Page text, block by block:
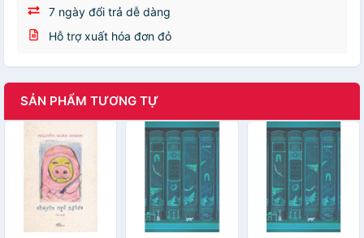
7 ngày đổi trả dễ dàng
Hỗ trợ xuất hóa đơn đỏ
SẢN PHẨM TƯƠNG TỰ